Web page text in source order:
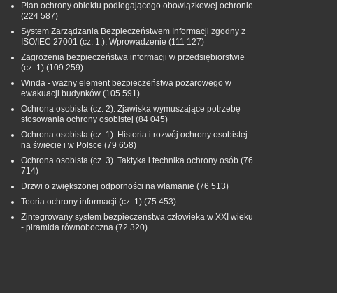
Plan ochrony obiektu podlegającego obowiązkowej ochronie
(224 587)
System Zarządzania Bezpieczeństwem Informacji zgodny z
ISO/IEC 27001 (cz. 1.). Wprowadzenie (111 127)
Zagrożenia bezpieczeństwa informacji w przedsiębiorstwie
(cz. 1) (109 259)
Winda - ważny element bezpieczeństwa pożarowego w
ewakuacji budynków (105 591)
Ochrona osobista (cz. 2). Zjawiska wymuszające potrzebę
stosowania ochrony osobistej (84 045)
Ochrona osobista (cz. 1). Historia i rozwój ochrony osobistej
na świecie i w Polsce (79 658)
Ochrona osobista (cz. 3). Taktyka i technika ochrony osób (76
714)
Drzwi o zwiększonej odporności na włamanie (76 513)
Teoria ochrony informacji (cz. 1) (75 453)
Zintegrowany system bezpieczeństwa człowieka w XXI wieku
- piramida równoboczna (72 320)